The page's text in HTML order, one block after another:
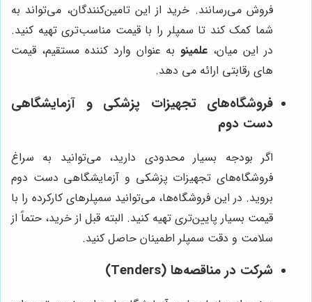
فروش می‌رسانند. خرید از این تامین‌کنندگان، می‌تواند به
شما کمک کند تا سمپلر را با قیمت مناسب‌تری تهیه کنید.
در این میان، علمینوبه عنوان وارد کننده مستقیم، قیمت
های رقابتی ارائه می دهد.
فروشگاه‌های تجهیزات پزشکی و آزمایشگاهی
دست دوم
اگر بودجه بسیار محدودی دارید، می‌توانید به سراغ
فروشگاه‌های تجهیزات پزشکی و آزمایشگاهی دست دوم
بروید. در این فروشگاه‌ها، می‌توانید سمپلرهای کارکرده را با
قیمت بسیار پایین‌تری تهیه کنید. البته قبل از خرید، حتماً از
سلامت و دقت سمپلر اطمینان حاصل کنید.
شرکت در مناقصه‌ها (Tenders)